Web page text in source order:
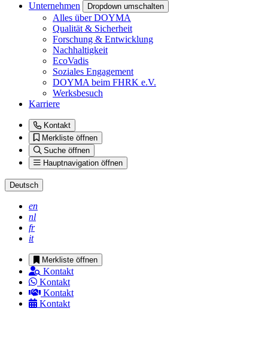
Unternehmen
Dropdown umschalten
Alles über DOYMA
Qualität & Sicherheit
Forschung & Entwicklung
Nachhaltigkeit
EcoVadis
Soziales Engagement
DOYMA beim FHRK e.V.
Werksbesuch
Karriere
Kontakt
Merkliste öffnen
Suche öffnen
Hauptnavigation öffnen
Deutsch
en
nl
fr
it
Merkliste öffnen
Kontakt
Kontakt
Kontakt
Kontakt